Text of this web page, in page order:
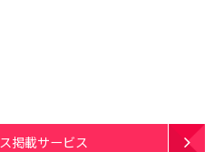
掲載サービス